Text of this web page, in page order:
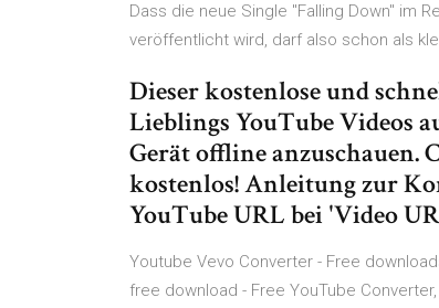
Dass die neue Single "Falling Down" im
veröffentlicht wird, darf also schon als
Dieser kostenlose und
Lieblings YouTube Videos
Gerät offline
kostenlos! Anleitung zur
YouTube URL bei 'Video
Youtube Vevo Converter - Free
free download - Free YouTube